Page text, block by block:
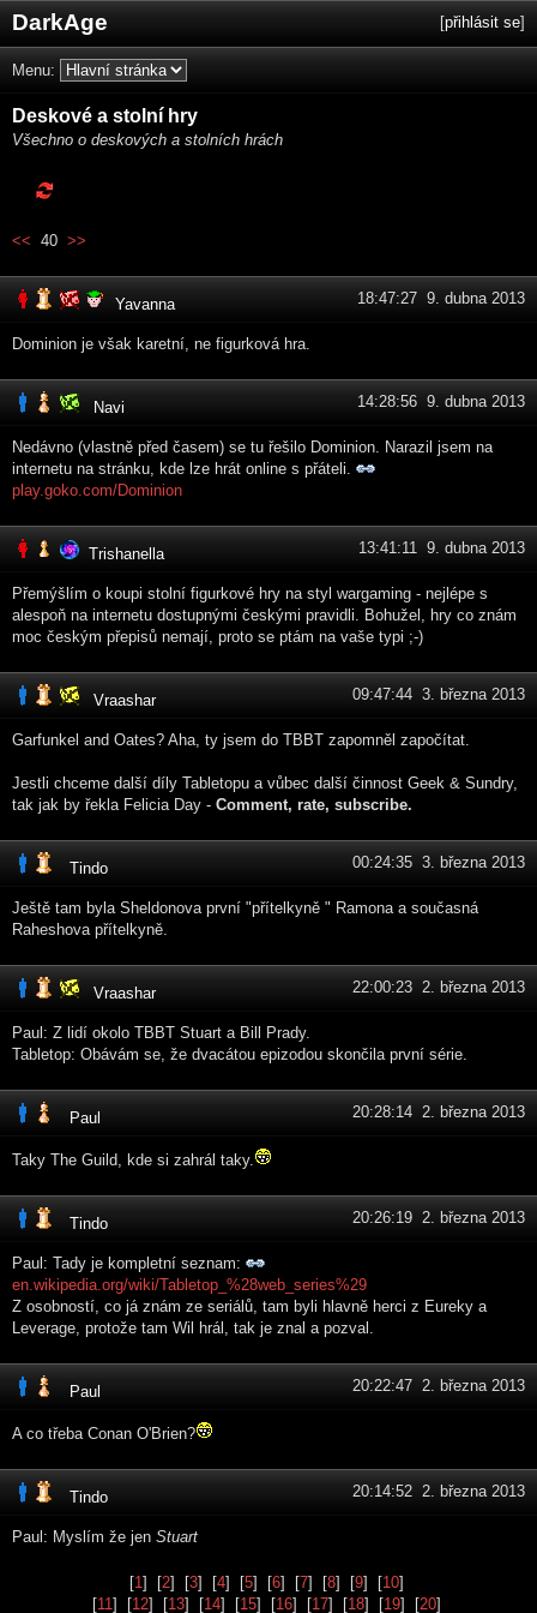
DarkAge [přihlásit se]
Menu:
Deskové a stolní hry
Všechno o deskových a stolních hrách
<< 40 >>
Yavanna 18:47:27 9. dubna 2013
Dominion je však karetní, ne figurková hra.
Navi 14:28:56 9. dubna 2013
Nedávno (vlastně před časem) se tu řešilo Dominion. Narazil jsem na
internetu na stránku, kde lze hrát online s přáteli.
play.goko.com/Dominion
Trishanella 13:41:11 9. dubna 2013
Přemýšlím o koupi stolní figurkové hry na styl wargaming - nejlépe s
alespoň na internetu dostupnými českými pravidli. Bohužel, hry co znám
moc českým přepisů nemají, proto se ptám na vaše typi ;-)
Vraashar 09:47:44 3. března 2013
Garfunkel and Oates? Aha, ty jsem do TBBT zapomněl započítat.
Jestli chceme další díly Tabletopu a vůbec další činnost Geek & Sundry,
tak jak by řekla Felicia Day - Comment, rate, subscribe.
Tindo 00:24:35 3. března 2013
Ještě tam byla Sheldonova první "přítelkyně " Ramona a současná
Raheshova přítelkyně.
Vraashar 22:00:23 2. března 2013
Paul: Z lidí okolo TBBT Stuart a Bill Prady.
Tabletop: Obávám se, že dvacátou epizodou skončila první série.
Paul 20:28:14 2. března 2013
Taky The Guild, kde si zahrál taky.
Tindo 20:26:19 2. března 2013
Paul: Tady je kompletní seznam:
en.wikipedia.org/wiki/Tabletop_%28web_series%29
Z osobností, co já znám ze seriálů, tam byli hlavně herci z Eureky a
Leverage, protože tam Wil hrál, tak je znal a pozval.
Paul 20:22:47 2. března 2013
A co třeba Conan O'Brien?
Tindo 20:14:52 2. března 2013
Paul: Myslím že jen Stuart
[1] [2] [3] [4] [5] [6] [7] [8] [9] [10]
[11] [12] [13] [14] [15] [16] [17] [18] [19] [20]